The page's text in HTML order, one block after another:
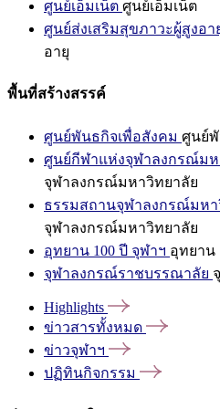
ศูนย์เอ็มเน็ต ศูนย์เอ็มเน็ต
ศูนย์ส่งเสริมสุขภาวะผู้สูงอา
อายุ
พื้นที่สร้างสรรค์
ศูนย์พันธกิจเพื่อสังคม ศูนย์
ศูนย์กีฬาแห่งจุฬาลงกรณ์มห
จุฬาลงกรณ์มหาวิทยาลัย
ธรรมสถานจุฬาลงกรณ์มหา
จุฬาลงกรณ์มหาวิทยาลัย
อุทยาน 100 ปี จุฬาฯ อุทยาน
จุฬาลงกรณ์ราชบรรณาลัย
Highlights
ข่าวสารทั้งหมด
ข่าวจุฬาฯ
ปฏิทินกิจกรรม